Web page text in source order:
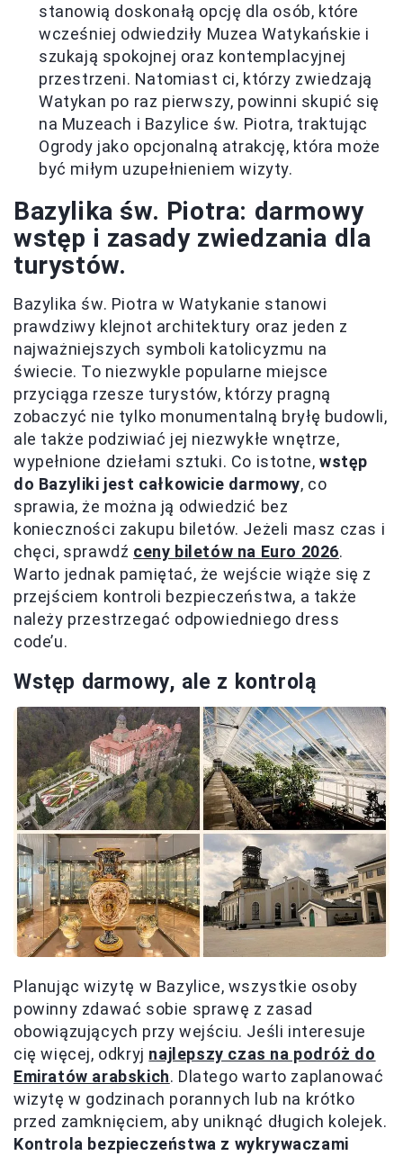
stanowią doskonałą opcję dla osób, które
wcześniej odwiedziły Muzea Watykańskie i
szukają spokojnej oraz kontemplacyjnej
przestrzeni. Natomiast ci, którzy zwiedzają
Watykan po raz pierwszy, powinni skupić się
na Muzeach i Bazylice św. Piotra, traktując
Ogrody jako opcjonalną atrakcję, która może
być miłym uzupełnieniem wizyty.
Bazylika św. Piotra: darmowy
wstęp i zasady zwiedzania dla
turystów.
Bazylika św. Piotra w Watykanie stanowi
prawdziwy klejnot architektury oraz jeden z
najważniejszych symboli katolicyzmu na
świecie. To niezwykle popularne miejsce
przyciąga rzesze turystów, którzy pragną
zobaczyć nie tylko monumentalną bryłę budowli,
ale także podziwiać jej niezwykłe wnętrze,
wypełnione dziełami sztuki. Co istotne,wstęp
do Bazyliki jest całkowicie darmowy, co
sprawia, że można ją odwiedzić bez
konieczności zakupu biletów. Jeżeli masz czas i
chęci, sprawdź ceny biletów na Euro 2026.
Warto jednak pamiętać, że wejście wiąże się z
przejściem kontroli bezpieczeństwa, a także
należy przestrzegać odpowiedniego dress
code’u.
Wstęp darmowy, ale z kontrolą
Planując wizytę w Bazylice, wszystkie osoby
powinny zdawać sobie sprawę z zasad
obowiązujących przy wejściu. Jeśli interesuje
cię więcej, odkryj najlepszy czas na podróż do
Emiratów arabskich. Dlatego warto zaplanować
wizytę w godzinach porannych lub na krótko
przed zamknięciem, aby uniknąć długich kolejek.
Kontrola bezpieczeństwa z wykrywaczami